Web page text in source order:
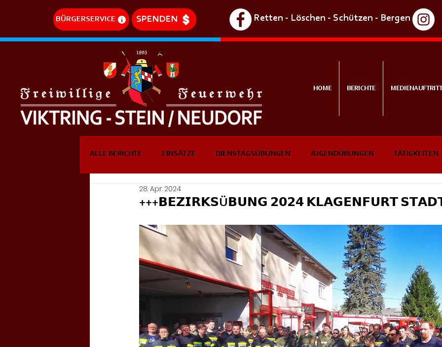
BÜRGERSERVICE SPENDEN Retten - Löschen - Schützen - Bergen
ALLE BERICHTE EINSÄTZE DIENSTAGSÜBUNGEN JUGENDÜBUNGEN TÄTIGKEITEN
DREHLEITEREINSÄTZE
+++𝗕𝗘𝗭𝗜𝗥𝗞𝗦Ü𝗕𝗨𝗡𝗚 𝟮𝟬𝟮𝟰 𝗞𝗟𝗔𝗚𝗘𝗡𝗙𝗨𝗥𝗧
28. Apr. 2024
HOME BERICHTE